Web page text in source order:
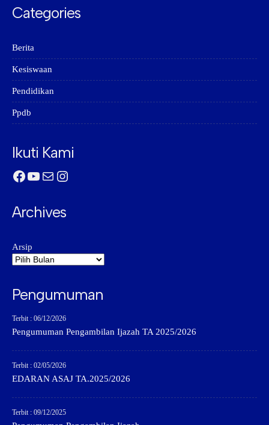
Categories
Berita
Kesiswaan
Pendidikan
Ppdb
Ikuti Kami
Facebook
YouTube
MailInstagram
Archives
Arsip
Pengumuman
Terbit : 06/12/2026
Pengumuman Pengambilan Ijazah TA 2025/2026
Terbit : 02/05/2026
EDARAN ASAJ TA.2025/2026
Terbit : 09/12/2025